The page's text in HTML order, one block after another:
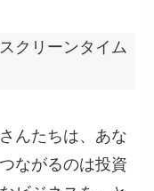
クリーンタイム
んたちは、あな
ながるのは投資